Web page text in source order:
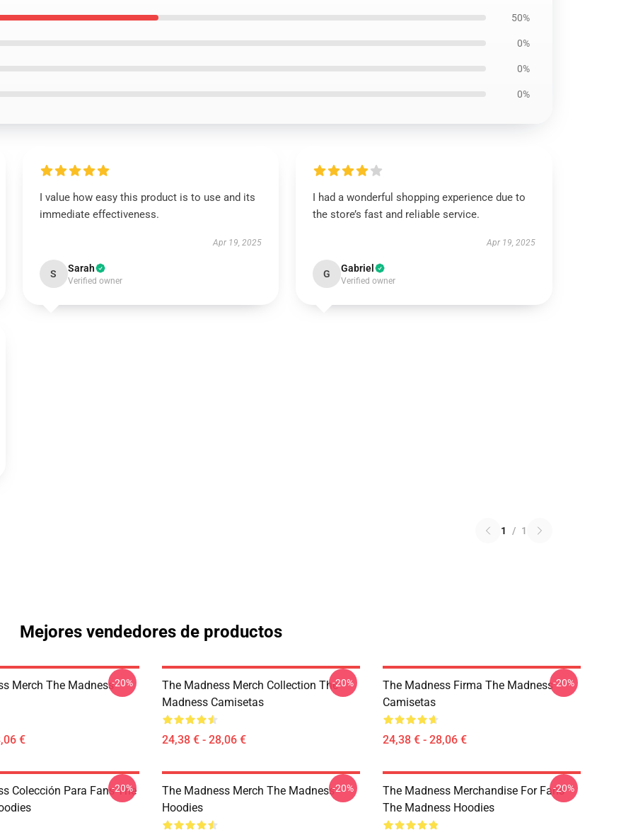
50%
0%
0%
0%
I value how easy this product is to use and its
immediate effectiveness.
Apr 19, 2025
S Sarah
Verified owner
I had a wonderful shopping experience due to
the store’s fast and reliable service.
Apr 19, 2025
G Gabriel
Verified owner
1 / 1
Mejores vendedores de productos
Merch The Madness
€
-20%
The Madness Merch Collection The
Madness Camisetas
24,38 € - 28,06 €
-20%
The Madness Firma The Madness
Camisetas
24,38 € - 28,06 €
-20%
Colección Para Fans The
-20%
The Madness Merch The Madness
Hoodies
-20%
The Madness Merchandise For Fans
The Madness Hoodies
-20%